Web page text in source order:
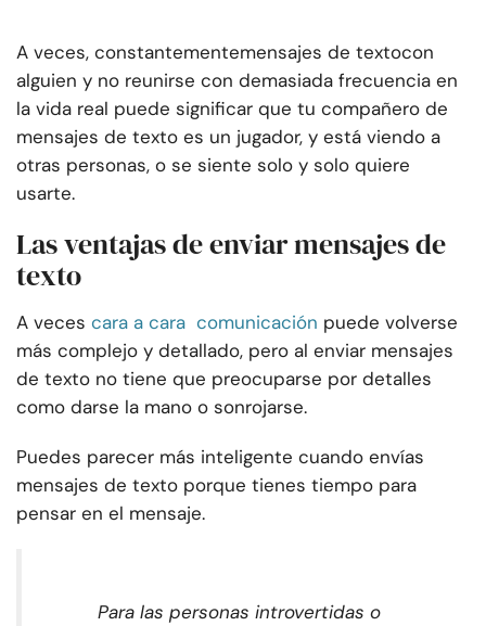
A veces, constantementemensajes de textocon
alguien y no reunirse con demasiada frecuencia en
la vida real puede significar que tu compañero de
mensajes de texto es un jugador, y está viendo a
otras personas, o se siente solo y solo quiere
usarte.
Las ventajas de enviar mensajes de
texto
A veces cara a cara comunicación puede volverse
más complejo y detallado, pero al enviar mensajes
de texto no tiene que preocuparse por detalles
como darse la mano o sonrojarse.
Puedes parecer más inteligente cuando envías
mensajes de texto porque tienes tiempo para
pensar en el mensaje.
Para las personas introvertidas o